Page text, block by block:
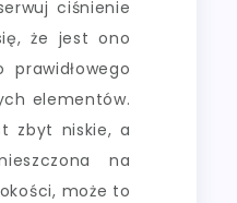
ciśnienie
że jest ono
elementów.
zbyt niskie, a
na
może to